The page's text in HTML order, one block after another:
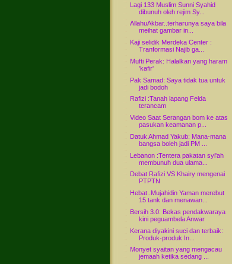
Lagi 133 Muslim Sunni Syahid
dibunuh oleh rejim Sy...
AllahuAkbar..terharunya saya bila
meihat gambar in...
Kaji selidik Merdeka Center :
Tranformasi Najib ga...
Mufti Perak: Halalkan yang haram
'kafir'
Pak Samad: Saya tidak tua untuk
jadi bodoh
Rafizi :Tanah lapang Felda
terancam
Video Saat Serangan bom ke atas
pasukan keamanan p...
Datuk Ahmad Yakub: Mana-mana
bangsa boleh jadi PM ...
Lebanon :Tentera pakatan syi'ah
membunuh dua ulama...
Debat Rafizi VS Khairy mengenai
PTPTN
Hebat..Mujahidin Yaman merebut
15 tank dan menawan...
Bersih 3.0: Bekas pendakwaraya
kini peguambela Anwar
Kerana diyakini suci dan terbaik:
Produk-produk In...
Monyet syaitan yang mengacau
jemaah ketika sedang ...